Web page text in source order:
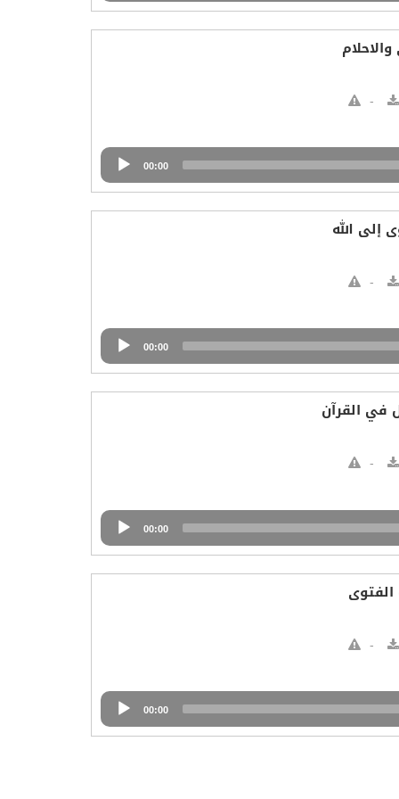
00:00
إلى الله
00:00
في القرآن
00:00
00:00